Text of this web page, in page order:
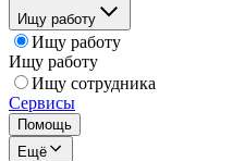
Ищу работу
Ищу работу
Ищу работу
Ищу сотрудника
Сервисы
Помощь
Ещё